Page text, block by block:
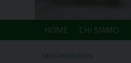
HOME CHI SIAMO
NEWS IN EVIDENZA